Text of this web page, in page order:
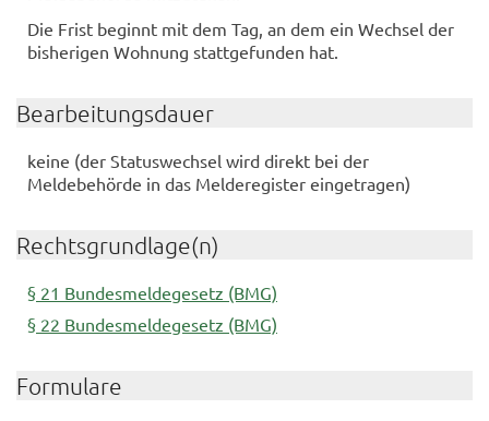
Die Frist beginnt mit dem Tag, an dem ein Wechsel der
bisherigen Wohnung stattgefunden hat.
Bearbeitungsdauer
keine (der Statuswechsel wird direkt bei der
Meldebehörde in das Melderegister eingetragen)
Rechtsgrundlage(n)
§ 21 Bundesmeldegesetz (BMG)
§ 22 Bundesmeldegesetz (BMG)
Formulare